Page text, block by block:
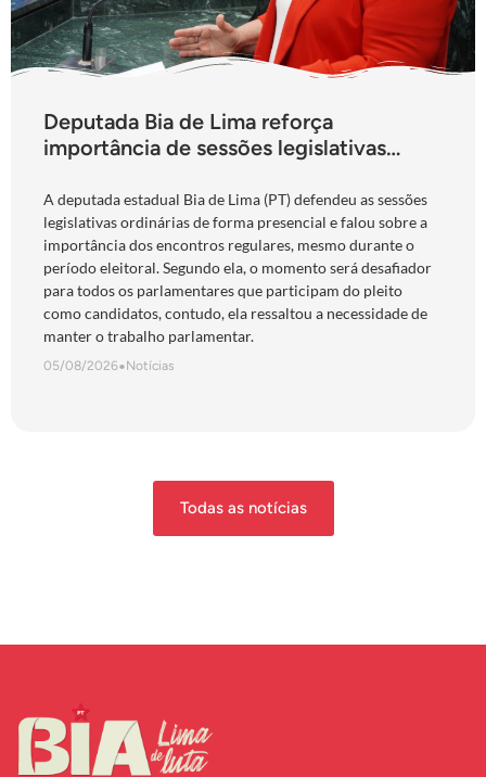
Deputada Bia de Lima reforça
importância de sessões legislativas
“obrigação com o povo de Goiás”
A deputada estadual Bia de Lima (PT) defendeu as sessões
legislativas ordinárias de forma presencial e falou sobre a
importância dos encontros regulares, mesmo durante o
período eleitoral. Segundo ela, o momento será desafiador
para todos os parlamentares que participam do pleito
como candidatos, contudo, ela ressaltou a necessidade de
manter o trabalho parlamentar.
05/08/2026•Notícias
Todas as notícias